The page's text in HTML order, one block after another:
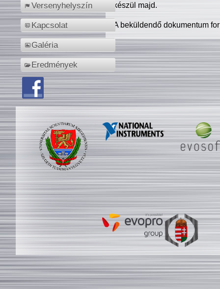
Versenyhelyszín
Kapcsolat
Galéria
Eredmények
készül majd.
A beküldendő dokumentum